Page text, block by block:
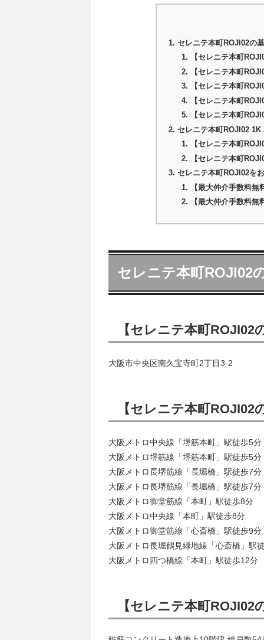
セレニテ本町ROJI02の
【セレニテ本町
【セレニテ本町
【セレニテ本町
【セレニテ本町
【セレニテ本町
セレニテ本町ROJI02
【セレニテ本町
【セレニテ本町
セレニテ本町ROJI02を
【最大仲介手数料無
【最大仲介手数料無
セレニテ本町ROJI02
【セレニテ本町ROJI02
大阪市中央区南久宝寺町2丁目3-2
【セレニテ本町ROJI02
大阪メトロ中央線「堺筋本町」駅徒歩5分
大阪メトロ堺筋線「堺筋本町」駅徒歩5分
大阪メトロ長堺筋線「長堀橋」駅徒歩7分
大阪メトロ長堺筋線「長堀橋」駅徒歩7分
大阪メトロ御堂筋線「本町」駅徒歩8分
大阪メトロ中央線「本町」駅徒歩8分
大阪メトロ御堂筋線「心斎橋」駅徒歩9分
大阪メトロ長堀鶴見緑地線「心斎橋」駅
大阪メトロ四つ橋線「本町」駅徒歩12分
【セレニテ本町ROJI02